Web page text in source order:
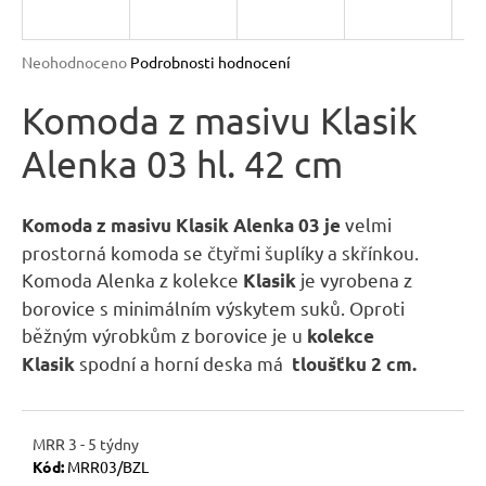
Průměrné
produktu
je
0,0
z
hvězdiček.
Neohodnoceno Podrobnosti hodnocení
Komoda z masivu Klasik
Alenka 03 hl. 42 cm
Komoda z masivu Klasik Alenka 03 jevelmi
prostorná komoda se čtyřmi šuplíky a skřínkou.
Komoda Alenka z kolekce Klasik je vyrobena z
borovice s minimálním výskytem suků. Oproti
běžným výrobkům z borovice je u kolekce
Klasik spodní a horní deska má tloušťku 2 cm.
MRR 3 - 5 týdny
Kód: MRR03/BZL
a
t
?
o
p
o